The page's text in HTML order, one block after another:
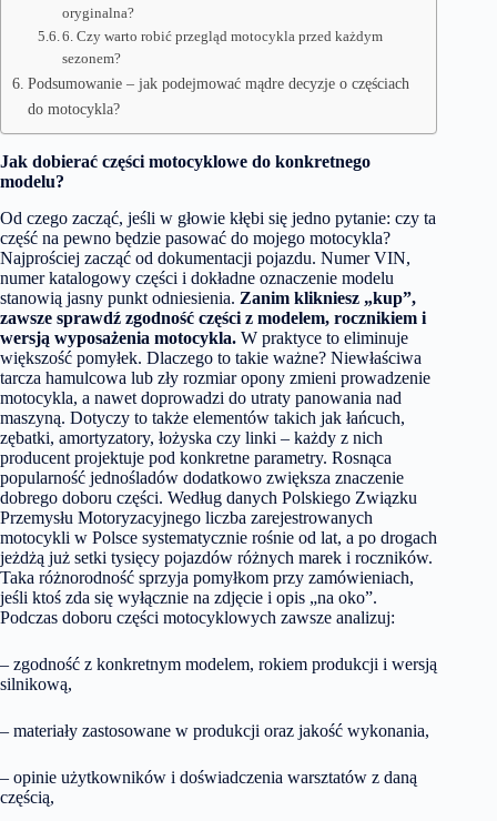
oryginalna?
6. Czy warto robić przegląd motocykla przed każdym
sezonem?
Podsumowanie – jak podejmować mądre decyzje o częściach
do motocykla?
Jak dobierać części motocyklowe do konkretnego
modelu?
Od czego zacząć, jeśli w głowie kłębi się jedno pytanie: czy ta
część na pewno będzie pasować do mojego motocykla?
Najprościej zacząć od dokumentacji pojazdu. Numer VIN,
numer katalogowy części i dokładne oznaczenie modelu
stanowią jasny punkt odniesienia. Zanim klikniesz „kup”,
zawsze sprawdź zgodność części z modelem, rocznikiem i
wersją wyposażenia motocykla. W praktyce to eliminuje
większość pomyłek. Dlaczego to takie ważne? Niewłaściwa
tarcza hamulcowa lub zły rozmiar opony zmieni prowadzenie
motocykla, a nawet doprowadzi do utraty panowania nad
maszyną. Dotyczy to także elementów takich jak łańcuch,
zębatki, amortyzatory, łożyska czy linki – każdy z nich
producent projektuje pod konkretne parametry. Rosnąca
popularność jednośladów dodatkowo zwiększa znaczenie
dobrego doboru części. Według danych Polskiego Związku
Przemysłu Motoryzacyjnego liczba zarejestrowanych
motocykli w Polsce systematycznie rośnie od lat, a po drogach
jeżdżą już setki tysięcy pojazdów różnych marek i roczników.
Taka różnorodność sprzyja pomyłkom przy zamówieniach,
jeśli ktoś zda się wyłącznie na zdjęcie i opis „na oko”.
Podczas doboru części motocyklowych zawsze analizuj:
– zgodność z konkretnym modelem, rokiem produkcji i wersją
silnikową,
– materiały zastosowane w produkcji oraz jakość wykonania,
– opinie użytkowników i doświadczenia warsztatów z daną
częścią,